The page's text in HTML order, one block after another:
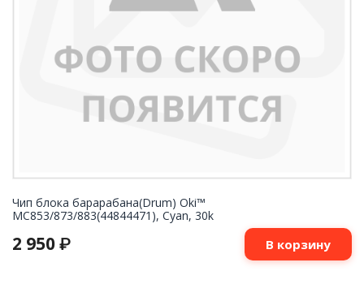
Чип блока барарабана(Drum) Oki™
MC853/873/883(44844471), Cyan, 30k
2 950 ₽ В корзину